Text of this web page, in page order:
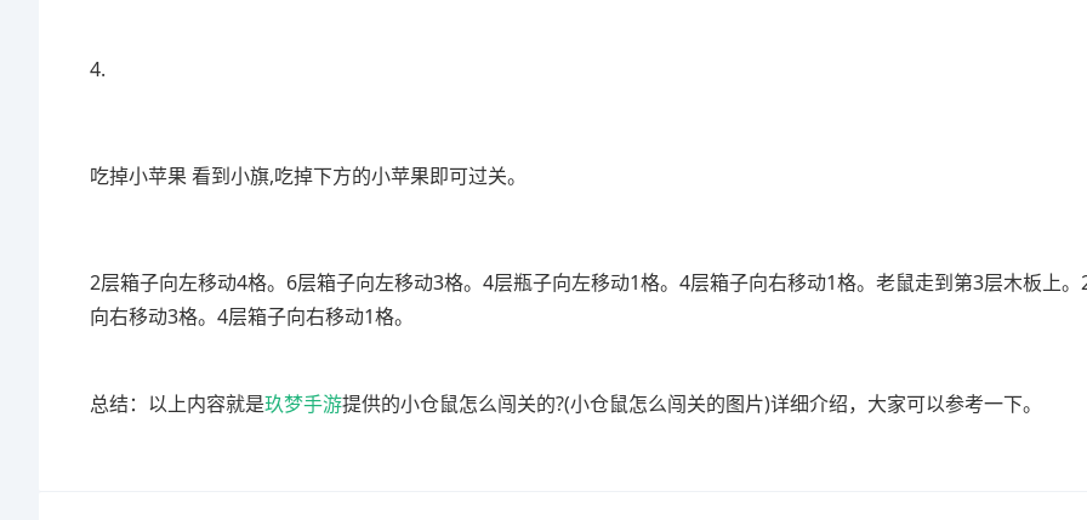
4.
吃掉小苹果 看到小旗,吃掉下方的小苹果即可过关。
2层箱子向左移动4格。6层箱子向左移动3格。4层瓶子向左移动1格。4层箱子向右移动1格。老鼠走到第3层木板上。
向右移动3格。4层箱子向右移动1格。
总结：以上内容就是玖梦手游提供的小仓鼠怎么闯关的?(小仓鼠怎么闯关的图片)详细介绍，大家可以参考一下。